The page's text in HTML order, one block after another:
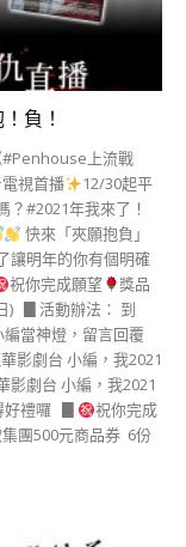
負！
#Penhouse上流戰
視首播
12/30起平
#2021年我來了！
快來「夾願抱負」
讓明年的你有個明確
祝你完成願望
獎品
) ▊活動辦法： 到
編當神燈，留言回覆
影劇台 小編，我2021
影劇台 小編，我2021
好禮囉 ▊
祝你完成
團500元商品券 6份